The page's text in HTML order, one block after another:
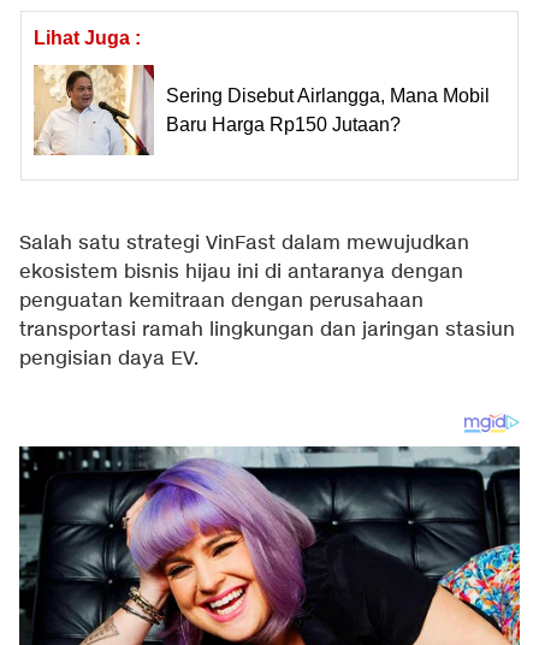
Lihat Juga :
Sering Disebut Airlangga, Mana Mobil
Baru Harga Rp150 Jutaan?
Salah satu strategi VinFast dalam mewujudkan
ekosistem bisnis hijau ini di antaranya dengan
penguatan kemitraan dengan perusahaan
transportasi ramah lingkungan dan jaringan stasiun
pengisian daya EV.